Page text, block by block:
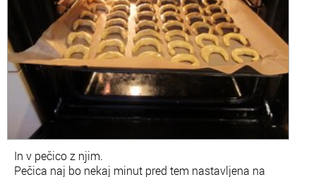
In v pečico z njim.
Pečica naj bo nekaj minut pred tem nastavljena na